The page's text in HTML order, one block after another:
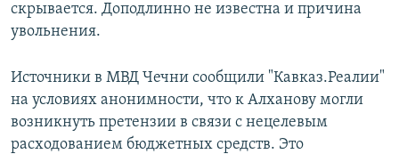
скрывается. Доподлинно не известна и причина
увольнения.
Источники в МВД Чечни сообщили "Кавказ.Реалии"
на условиях анонимности, что к Алханову могли
возникнуть претензии в связи с нецелевым
расходованием бюджетных средств. Это